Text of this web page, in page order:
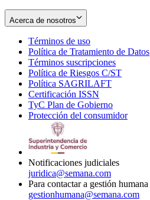
Acerca de nosotros
Términos de uso
in
new
window
Política de Tratamiento de Datos
Términos suscripciones
in
Política de Riesgos C/ST
Política SAGRILAFT
new
window
Certificación ISSN
in
new
TyC Plan de Gobierno
in
Protección del consumidorOpens
Notificaciones judiciales
juridica@semana.com
Para contactar a gestión humana
gestionhumana@semana.com